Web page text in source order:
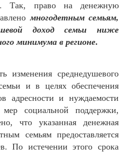
Так, право на денежную
многодетным семьям,
доход семьи ниже
минимума в регионе.
изменения среднедушевого
и в целях обеспечения
адресности и нуждаемости
социальной поддержки,
что указанная денежная
семьям предоставляется
По истечении этого срока